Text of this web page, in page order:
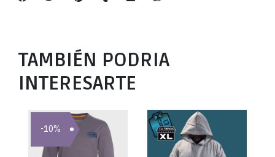
TAMBIÉN PODRIA
INTERESARTE
-10%